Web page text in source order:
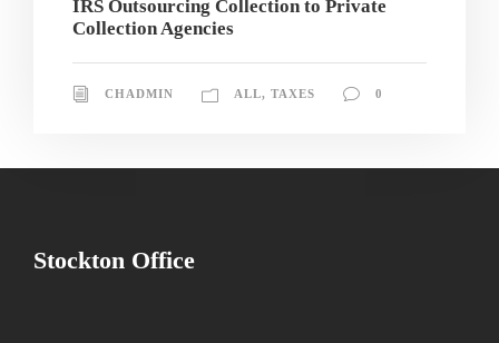
IRS Outsourcing Collection to Private
Collection Agencies
CHADMIN ALL, TAXES 0
Stockton Office